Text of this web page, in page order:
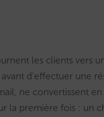
les clients vers
d’effectuer une
ne convertissent
la première fois : un